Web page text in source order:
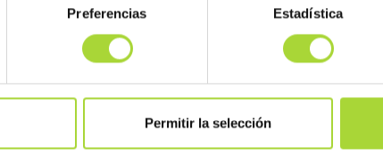
Preferencias Estadística
Permitir la selección